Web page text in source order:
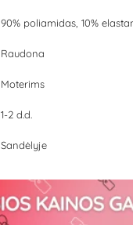
90% poliamidas, 10%
Raudona
Moterims
1-2 d.d.
Sandėlyje